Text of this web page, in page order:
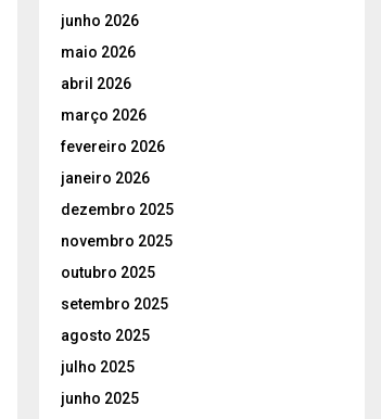
junho 2026
maio 2026
abril 2026
março 2026
fevereiro 2026
janeiro 2026
dezembro 2025
novembro 2025
outubro 2025
setembro 2025
agosto 2025
julho 2025
junho 2025